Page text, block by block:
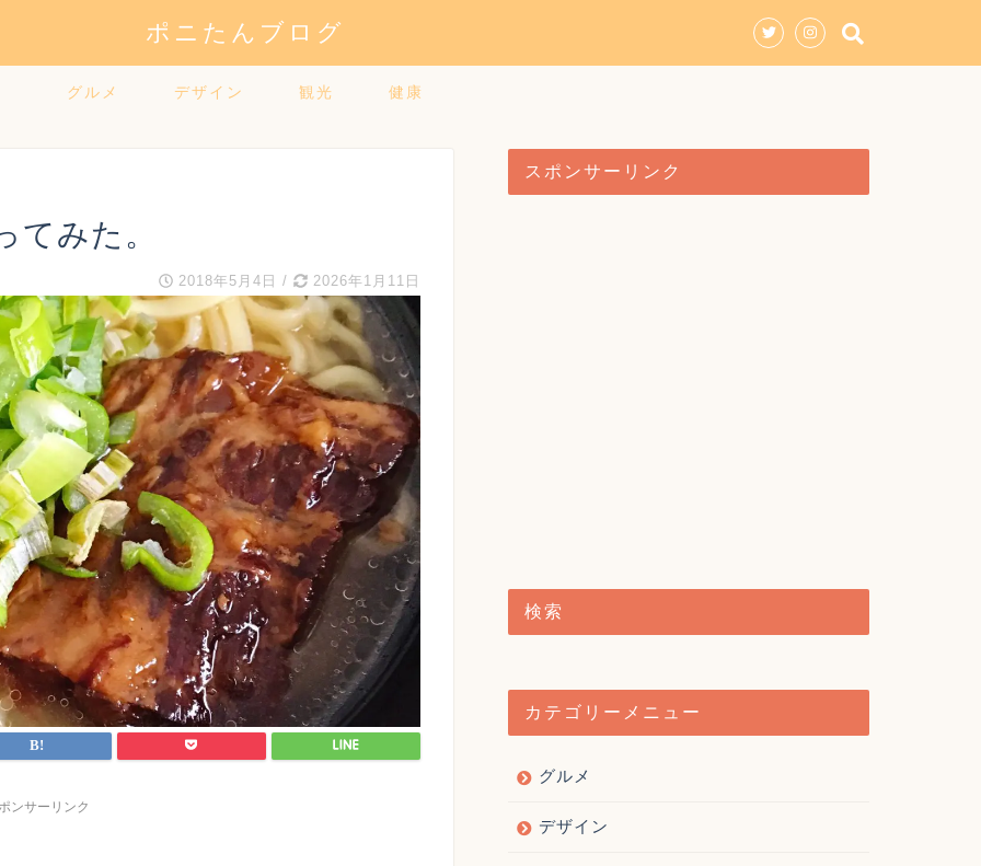
ポニたんブログ
グルメ デザイン 観光 健康
てみた。
2018年5月4日 / 2026年1月11日
ンサーリンク
スポンサーリンク
検索
カテゴリーメニュー
グルメ
デザイン